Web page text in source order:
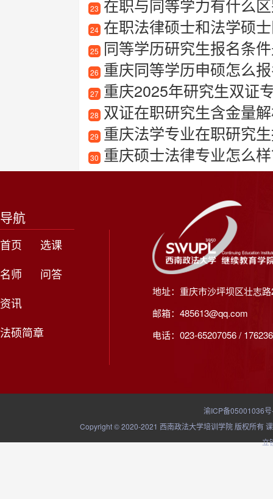
23 在职与同等学力有什么
24 在职法律硕士和法学硕
25 同等学历研究生报名条件
26 重庆同等学历申硕怎么
27 重庆2025年研究生双证
28 双证在职研究生含金量
29 重庆法学专业在职研究
30 重庆硕士法律专业怎么
导航
首页
选课
名师
问答
资讯
法硕简章
地址：重庆市沙坪坝区壮志
邮箱：485613@qq.com
电话：023-65207056 /
渝ICP备05001036
Copyright © 2020-2021 西南政法大学培训学院 版权所有
立